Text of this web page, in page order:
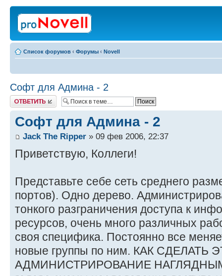
Список форумов ‹ Форумы ‹ Novell
Софт для Админа - 2
Ответить
Софт для Админа - 2
Jack The Ripper » 09 фев 2006, 22:37
Приветствую, Коллеги!
Представьте себе сеть среднего
портов). Одно дерево.
тонкого разграничения доступа к
ресурсов, очень много различных
своя специфика. Постоянно все
новые группы по ним. КАК СДЕЛАТЬ
АДМИНИСТРИРОВАНИЕ НАГЛЯДНЫМ?